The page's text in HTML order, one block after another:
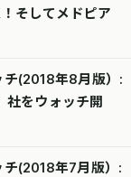
そしてメドピア
チ(2018年8月版）:
をウォッチ開
(2018年7月版）: